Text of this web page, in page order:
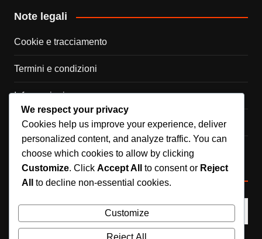
Note legali
Cookie e tracciamento
Termini e condizioni
Informazioni
Contatto
La tua privacy
Cerca
We respect your privacy
Cookies help us improve your experience, deliver
personalized content, and analyze traffic. You can
choose which cookies to allow by clicking
Customize. Click Accept All to consent or Reject
All
to decline non-essential cookies.
Customize
Reject All